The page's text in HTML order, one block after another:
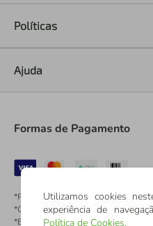
Políticas
Ajuda
Formas de Pagamento
*Pontos dos Cartões Sicredi
*Cartões Sicredi
*Boleto exclusivo para associados PJ
Utilizamos cookies
experiência de
Política de Cookies.